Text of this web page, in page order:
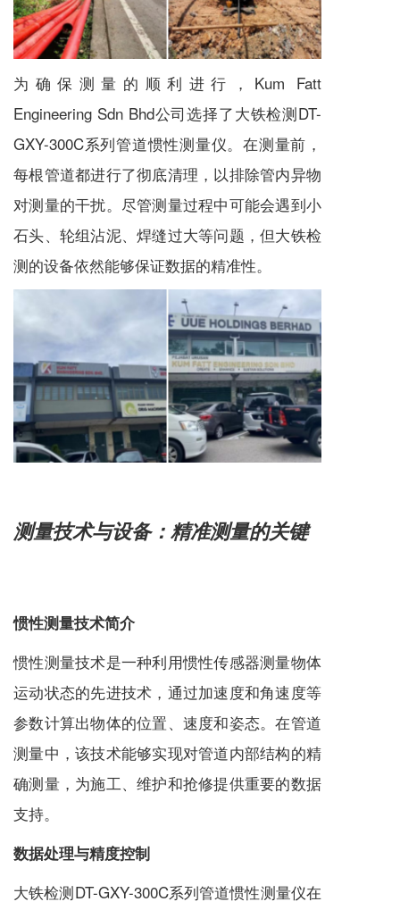
为确保测量的顺利进行，Kum Fatt
Engineering Sdn Bhd公司选择了大铁检测DT-
GXY-300C系列管道惯性测量仪。在测量前，
每根管道都进行了彻底清理，以排除管内异物
对测量的干扰。尽管测量过程中可能会遇到小
石头、轮组沾泥、焊缝过大等问题，但大铁检
测的设备依然能够保证数据的精准性。
测量技术与设备：精准测量的关键
惯性测量技术简介
惯性测量技术是一种利用惯性传感器测量物体
运动状态的先进技术，通过加速度和角速度等
参数计算出物体的位置、速度和姿态。在管道
测量中，该技术能够实现对管道内部结构的精
确测量，为施工、维护和抢修提供重要的数据
支持。
数据处理与精度控制
大铁检测DT-GXY-300C系列管道惯性测量仪在